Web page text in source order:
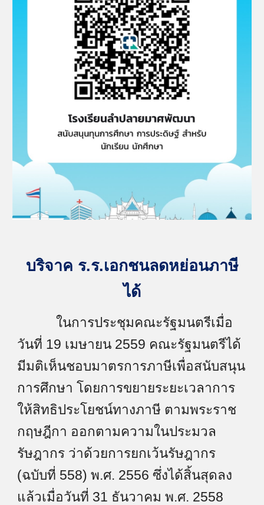
บริจาค ร.ร.เอกชนลดหย่อนภาษี
ได้
ในการประชุมคณะรัฐมนตรีเมื่อ
วันที่ 19 เมษายน 2559 คณะรัฐมนตรีได้
มีมติเห็นชอบมาตรการภาษีเพื่อสนับสนุน
การศึกษา โดยการขยายระยะเวลาการ
ให้สิทธิประโยชน์ทางภาษี ตามพระราช
กฤษฎีกา ออกตามความในประมวล
รัษฎากร ว่าด้วยการยกเว้นรัษฎากร
(ฉบับที่ 558) พ.ศ. 2556 ซึ่งได้สิ้นสุดลง
แล้วเมื่อวันที่ 31 ธันวาคม พ.ศ. 2558